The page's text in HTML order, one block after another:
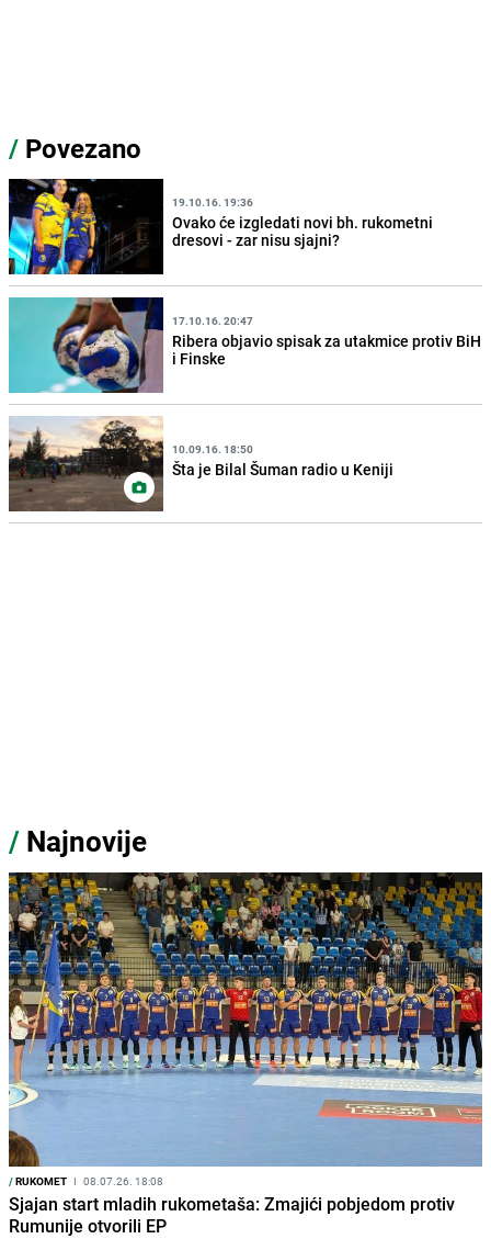
/ Povezano
19.10.16. 19:36
Ovako će izgledati novi bh. rukometni
dresovi - zar nisu sjajni?
17.10.16. 20:47
Ribera objavio spisak za utakmice protiv BiH
i Finske
10.09.16. 18:50
Šta je Bilal Šuman radio u Keniji
/ Najnovije
/RUKOMET I 08.07.26. 18:08
Sjajan start mladih rukometaša: Zmajići pobjedom protiv
Rumunije otvorili EP